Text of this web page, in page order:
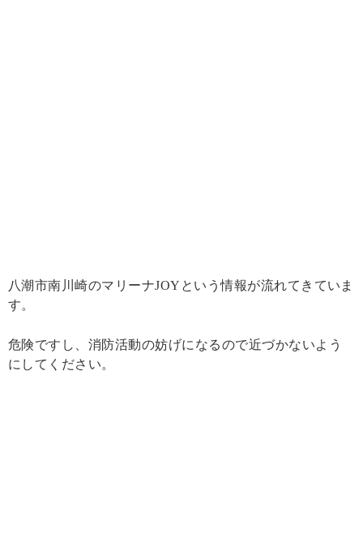
八潮市南川崎のマリーナJOYという情報が流れてきていま
す。
危険ですし、消防活動の妨げになるので近づかないよう
にしてください。